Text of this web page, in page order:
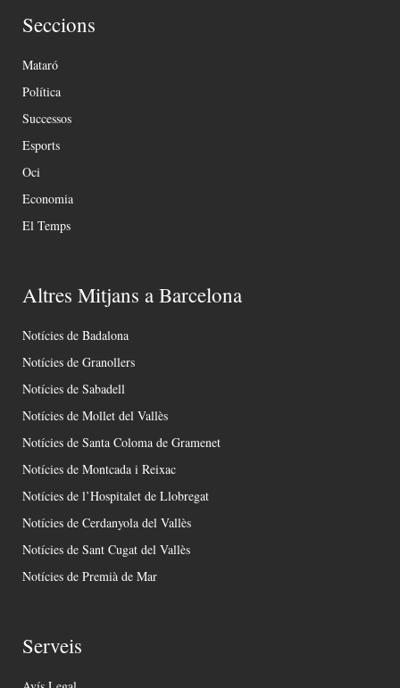
Seccions
Mataró
Política
Successos
Esports
Oci
Economia
El Temps
Altres Mitjans a Barcelona
Notícies de Badalona
Notícies de Granollers
Notícies de Sabadell
Notícies de Mollet del Vallès
Notícies de Santa Coloma de Gramenet
Notícies de Montcada i Reixac
Notícies de l’Hospitalet de Llobregat
Notícies de Cerdanyola del Vallès
Notícies de Sant Cugat del Vallès
Notícies de Premià de Mar
Serveis